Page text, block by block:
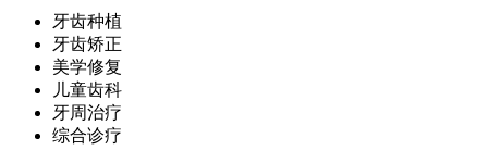
牙齿种植
牙齿矫正
美学修复
儿童齿科
牙周治疗
综合诊疗